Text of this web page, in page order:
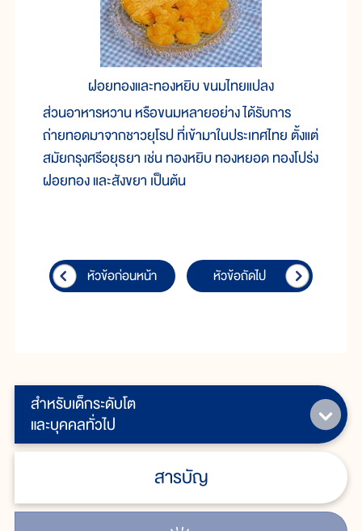
สำหรับเด็กระดับโต
และบุคคลทั่วไป
สารบัญ
ฝอยทองและทองหยิบ ขนมไทยแปลง
ส่วนอาหารหวาน หรือขนมหลายอย่าง ได้รับการ
ถ่ายทอดมาจากชาวยุโรป ที่เข้ามาในประเทศไทย ตั้งแต่
สมัยกรุงศรีอยุธยา เช่น ทองหยิบ ทองหยอด ทองโปร่ง
ฝอยทอง และสังขยา เป็นต้น
หัวข้อก่อนหน้า หัวข้อถัดไป